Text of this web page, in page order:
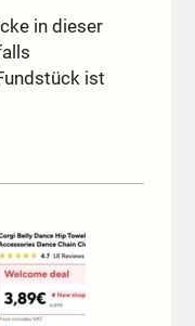
in dieser
ist